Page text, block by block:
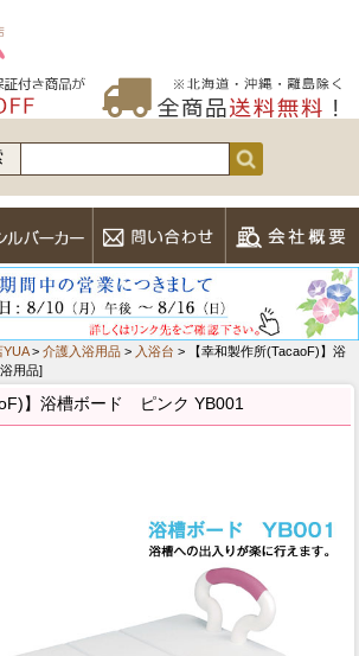
> 介護入浴用品 > 入浴台 > 【幸和製作所(TacaoF)】浴
用品]
】浴槽ボード ピンク YB001